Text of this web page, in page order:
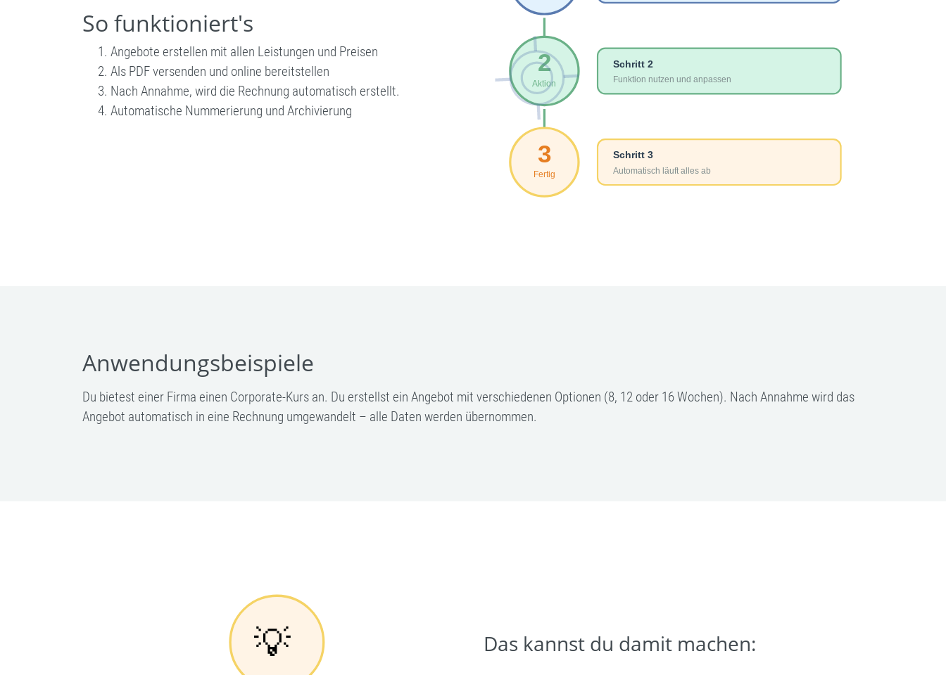
So funktioniert's
Angebote erstellen mit allen Leistungen und Preisen
Als PDF versenden und online bereitstellen
Nach Annahme, wird die Rechnung automatisch erstellt.
Automatische Nummerierung und Archivierung
Anwendungsbeispiele
Du bietest einer Firma einen Corporate-Kurs an. Du erstellst ein Angebot mit verschiedenen Optionen (8, 12 oder 16 Wochen). Nach Annahme wird das
Angebot automatisch in eine Rechnung umgewandelt – alle Daten werden übernommen.
Das kannst du damit machen: